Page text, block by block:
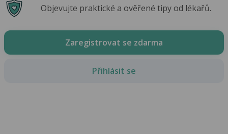
Objevujte praktické a ověřené tipy od lékařů.
Zaregistrovat se zdarma
Přihlásit se